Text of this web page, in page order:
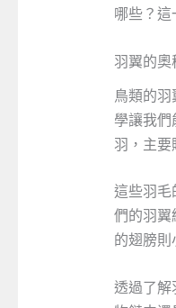
哪些？這
羽翼的
鳥類的
學讓我
羽，主要
這些羽毛
們的羽翼
的翅膀則
透過了解